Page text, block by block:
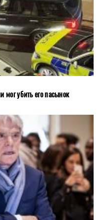
мог убить его пасынок